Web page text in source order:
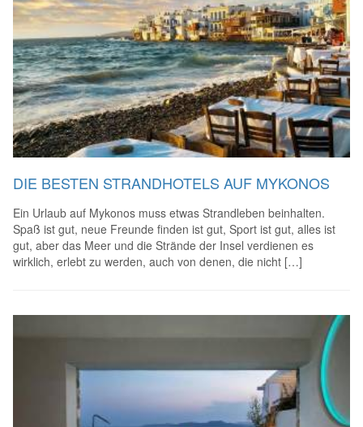
DIE BESTEN STRANDHOTELS AUF MYKONOS
Ein Urlaub auf Mykonos muss etwas Strandleben beinhalten.
Spaß ist gut, neue Freunde finden ist gut, Sport ist gut, alles ist
gut, aber das Meer und die Strände der Insel verdienen es
wirklich, erlebt zu werden, auch von denen, die nicht […]